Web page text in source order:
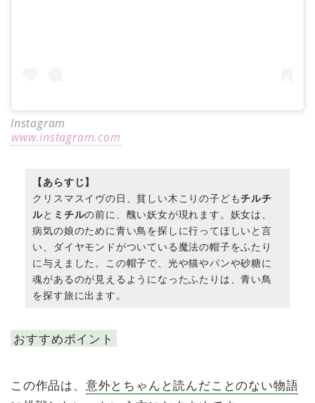
Instagram
www.instagram.com
【あらすじ】
クリスマスイヴの日、貧しい木こりの子どもチルチ
ルと ミチルの前に、醜い妖女が現れます。妖女は、
病気の娘のために青い鳥を探しに行ってほしいと言
い、ダイヤモンドがついている魔法の帽子をふたり
に与えました。この帽子で、光や猫やパンや砂糖に
魂があるのが見えるようになったふたりは、青い鳥
を探す旅に出ます。
おすすめポイント
この作品は、 意外とちゃんと読んだことのない物語